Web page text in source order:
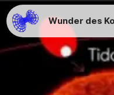
Wunder des